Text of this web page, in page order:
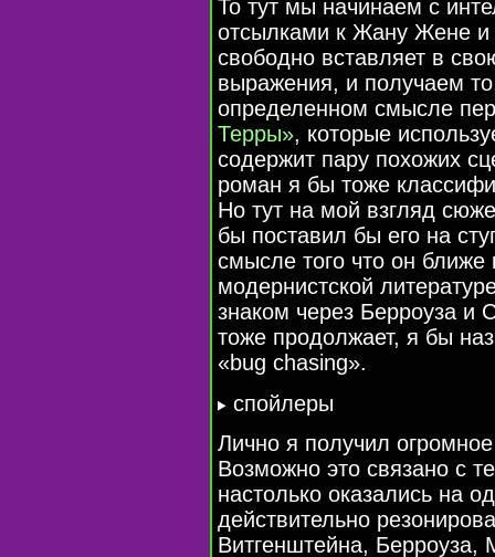
То тут мы начинаем с
отсылками к Жану Жене и
свободно вставляет в
выражения, и получаем
определенном смысле
Терры», которые
содержит пару похожих
роман я бы тоже
Но тут на мой взгляд
бы поставил бы его на
смысле того что он ближе
модернистской
знаком через Берроуза и
тоже продолжает, я бы
«bug chasing».
cпойлеры
Лично я получил
Возможно это связано с
настолько оказались на
действительно
Витгенштейна, Берроуза,